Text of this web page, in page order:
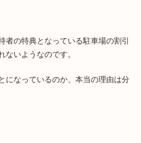
者の特典となっている駐車場の割引
ないようなのです。
になっているのか、本当の理由は分